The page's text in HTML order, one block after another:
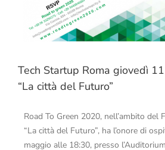
Tech Startup Roma giovedì
“La città del Futuro”
Road To Green 2020, nell’ambito del
“La città del Futuro”, ha l’onore di
maggio alle 18:30, presso